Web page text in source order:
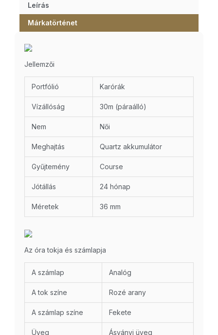
Leírás
Márkatörténet
Jellemzői
Portfólió Karórák
Vízállóság 30m (páraálló)
Nem Női
Meghajtás Quartz akkumulátor
Gyűjtemény Course
Jótállás 24 hónap
Méretek 36 mm
Az óra tokja és számlapja
A számlap Analóg
A tok színe Rozé arany
A számlap színe Fekete
Üveg Ásványi üveg